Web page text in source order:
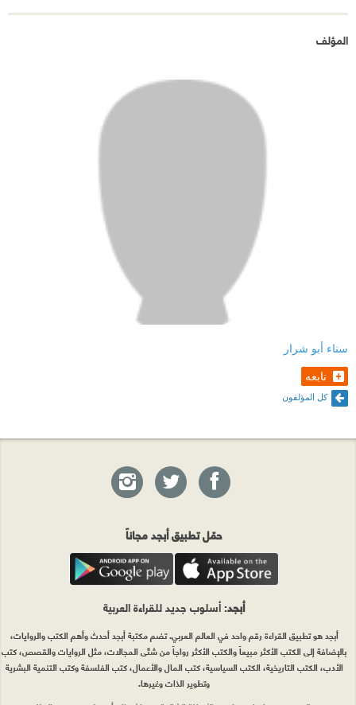
المؤلف
سناء أبو شرار
تابعه
كل المؤلفون
حمّل تطبيق أبجد مجاناً
أبجد: أسلوب جديد للقراءة العربية
أبجد هو تطبيق القراءة رقم واحد في العالم العربي. تضم مكتبة أبجد أحدث وأهم الكتب والروايات،
بالإضافة إلى الكتب الأكثر مبيعاً والكتب الأكثر رواجاً من شتّى المجالات، مثل الروايات والقصص، كتب
الأدب، الكتب التاريخية، الكتب السياسية، كتب المال والأعمال، كتب الفلسفة وكتب التنمية البشرية
وتطوير الذات وغيرها.